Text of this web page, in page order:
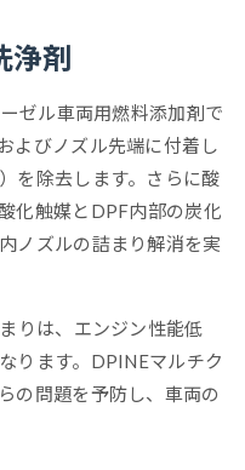
浄剤
ゼル車両用燃料添加剤で
よびノズル先端に付着し
を除去します。さらに酸
化触媒とDPF内部の炭化
ノズルの詰まり解消を実
りは、エンジン性能低
ります。DPINEマルチク
の問題を予防し、車両の